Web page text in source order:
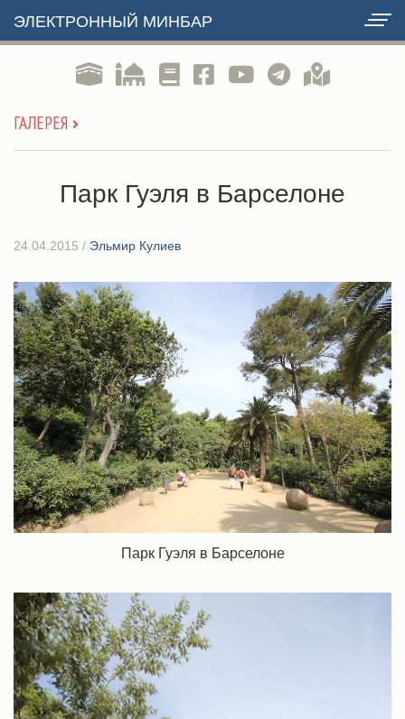
ЭЛЕКТРОННЫЙ МИНБАР
ГАЛЕРЕЯ
Парк Гуэля в Барселоне
24.04.2015 / Эльмир Кулиев
Парк Гуэля в Барселоне